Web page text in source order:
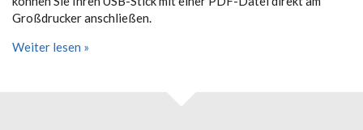
Großdrucker anschließen.
Weiter lesen »